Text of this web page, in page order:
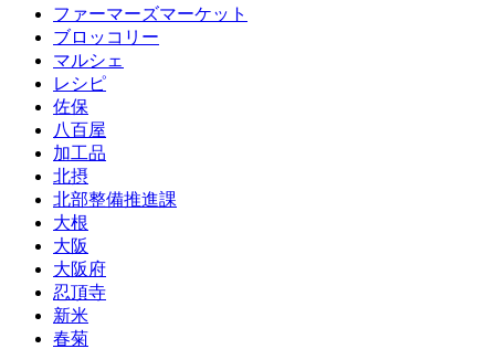
ファーマーズマーケット
ブロッコリー
マルシェ
レシピ
佐保
八百屋
加工品
北摂
北部整備推進課
大根
大阪
大阪府
忍頂寺
新米
春菊